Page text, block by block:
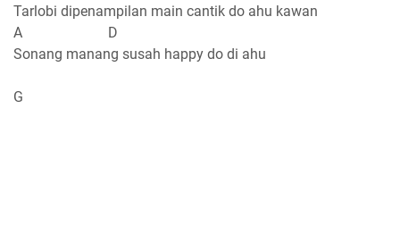
Tarlobi dipenampilan main cantik do ahu kawan
A D
Sonang manang susah happy do di ahu
G